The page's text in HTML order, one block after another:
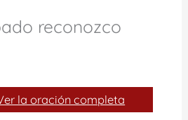
reconozco
la oración completa